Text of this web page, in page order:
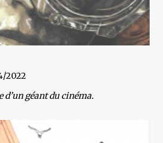
2022
géant du cinéma.